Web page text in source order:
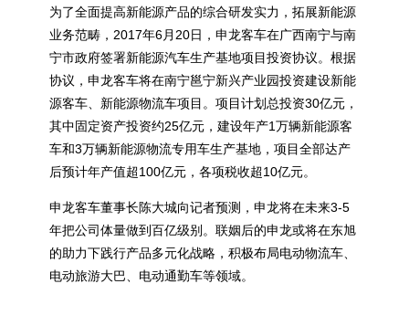
为了全面提高新能源产品的综合研发实力，拓展新能源
业务范畴，2017年6月20日，申龙客车在广西南宁与南
宁市政府签署新能源汽车生产基地项目投资协议。根据
协议，申龙客车将在南宁邕宁新兴产业园投资建设新能
源客车、新能源物流车项目。项目计划总投资30亿元，
其中固定资产投资约25亿元，建设年产1万辆新能源客
车和3万辆新能源物流专用车生产基地，项目全部达产
后预计年产值超100亿元，各项税收超10亿元。
申龙客车董事长陈大城向记者预测，申龙将在未来3-5
年把公司体量做到百亿级别。联姻后的申龙或将在东旭
的助力下践行产品多元化战略，积极布局电动物流车、
电动旅游大巴、电动通勤车等领域。